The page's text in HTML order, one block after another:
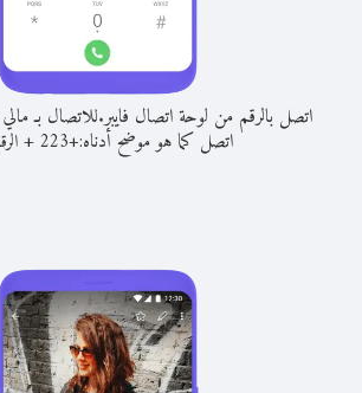
اتصل بالرقم من لوحة اتصال فايبر.للاتصال بـ
اتصل كما هو موضح أدناه:+
223
+